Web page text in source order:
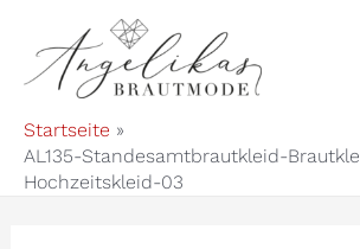
Inhalt
springen
Startseite
AL135-Standesamtbrautkleid-
Hochzeitskleid-03